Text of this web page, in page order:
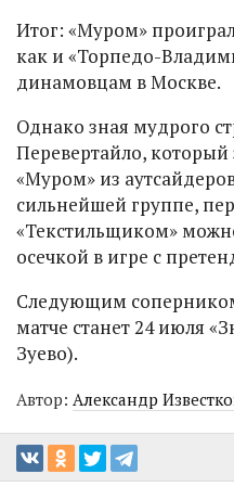
Итог: «Муром»
как и «Торпедо-
динамовцам в Москве.
Однако зная мудрого
Перевертайло,
«Муром» из
сильнейшей группе,
«Текстильщиком»
осечкой в игре с
Следующим
матче станет 24 июля
Зуево).
Автор: Александр